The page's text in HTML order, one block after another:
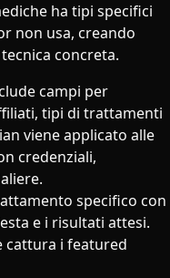
ha tipi specifici
non usa, creando
concreta.
campi per
tipi di trattamenti
viene applicato alle
credenziali,
specifico con
e i risultati attesi.
cattura i featured